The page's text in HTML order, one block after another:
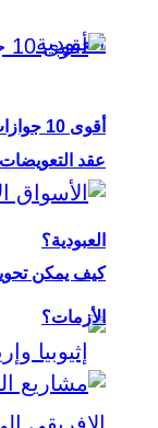
عقد
العبودية؟
أقوى 10 جوازات سفر في إفريقيا لعام 2026
كيف يمكن
الأزمات؟